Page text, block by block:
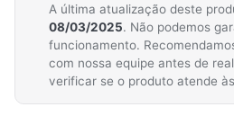
A última atualização deste
08/03/2025. Não podemos
funcionamento.
com nossa equipe antes de
verificar se o produto atende